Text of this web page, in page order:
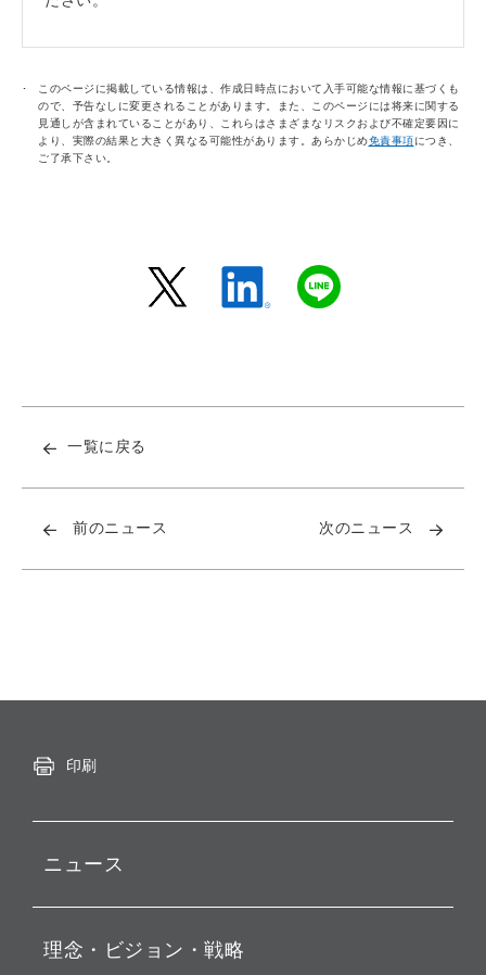
このページに掲載している情報は、作成日時点において入手可能な情報に基づくも
ので、予告なしに変更されることがあります。また、このページには将来に関する
見通しが含まれていることがあり、これらはさまざまなリスクおよび不確定要因に
より、実際の結果と大きく異なる可能性があります。あらかじめ免責事項につき、
ご了承下さい。
一覧に戻る
前のニュース 次のニュース
印刷
ニュース
お知らせ
理念・ビジョン・戦略